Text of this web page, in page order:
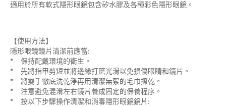
適用於所有軟式隱形眼鏡包含矽水膠及各種彩色隱形眼鏡。
【使用方法】
隱形眼鏡鏡片清潔前應當:
* 保持配戴環境的衛生。
* 先將指甲剪短並將邊緣打磨光滑以免損傷眼睛和鏡片。
* 將雙手徹底洗乾淨再用清潔無絮的毛巾擦乾。
* 注意避免混淆左右鏡片養成固定的保養程序。
* 按以下步驟操作清潔和消毒隱形眼鏡鏡片: